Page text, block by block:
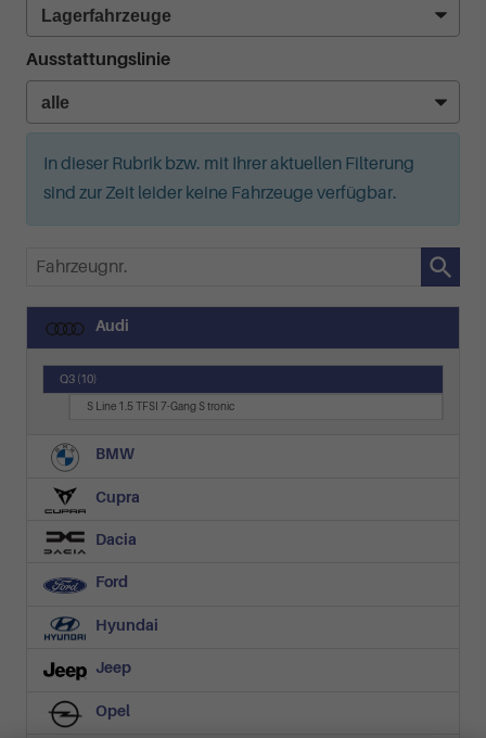
Ausstattungslinie
In dieser Rubrik bzw. mit Ihrer aktuellen Filterung
sind zur Zeit leider keine Fahrzeuge verfügbar.
Fahrzeugnr.
Audi
Q3 (10)
S Line 1.5 TFSI 7-Gang S tronic
BMW
Cupra
Dacia
Ford
Hyundai
Jeep
Opel